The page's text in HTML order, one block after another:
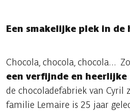
Een smakelijke plek in de
Chocola, chocola, chocola...
een verfijnde en heerlijke
de chocoladefabriek van
familie Lemaire is 25 jaar